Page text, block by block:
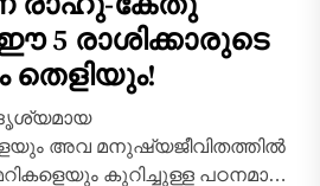
5 രാശിക്കാരുടെ
തെളിയും!
അവ മനുഷ്യജീവിതത്തിൽ
കുറിച്ചുള്ള പഠനമാണ്